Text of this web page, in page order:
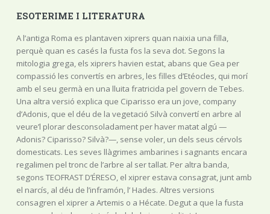
ESOTERIME I LITERATURA
A l’antiga Roma es plantaven xiprers quan naixia una filla,
perquè quan es casés la fusta fos la seva dot. Segons la
mitologia grega, els xiprers havien estat, abans que Gea per
compassió les convertís en arbres, les filles d’Etéocles, qui morí
amb el seu germà en una lluita fratricida pel govern de Tebes.
Una altra versió explica que Ciparisso era un jove, company
d’Adonis, que el déu de la vegetació Silvà convertí en arbre al
veure’l plorar desconsoladament per haver matat algú —
Adonis? Ciparisso? Silvà?—, sense voler, un dels seus cérvols
domesticats. Les seves llàgrimes ambarines i sagnants encara
regalimen pel tronc de l’arbre al ser tallat. Per altra banda,
segons TEOFRAST D’ÉRESO, el xiprer estava consagrat, junt amb
el narcís, al déu de l’inframón, l’ Hades. Altres versions
consagren el xiprer a Artemis o a Hécate. Degut a que la fusta